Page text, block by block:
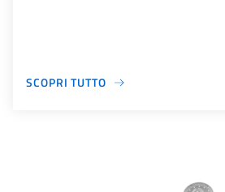
SCOPRI TUTTO